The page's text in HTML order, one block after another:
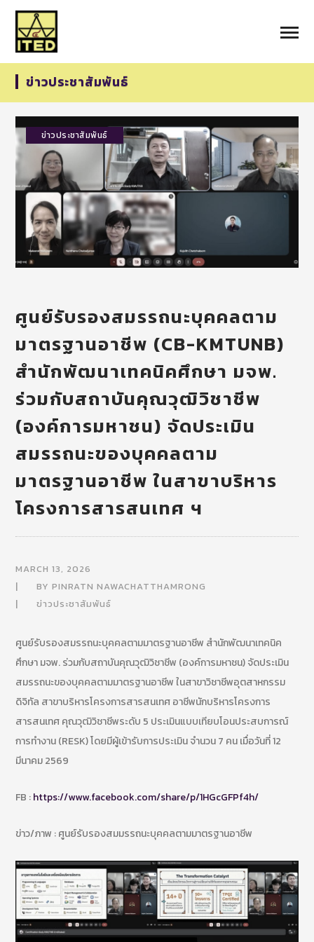
ข่าวประชาสัมพันธ์
ข่าวประชาสัมพันธ์
ศูนย์รับรองสมรรถนะบุคคลตาม
มาตรฐานอาชีพ (CB-KMTUNB)
สำนักพัฒนาเทคนิคศึกษา มจพ.
ร่วมกับสถาบันคุณวุฒิวิชาชีพ
(องค์การมหาชน) จัดประเมิน
สมรรถนะของบุคคลตาม
มาตรฐานอาชีพ ในสาขาบริหาร
โครงการสารสนเทศ ฯ
MARCH 13, 2026
BYPINRATN NAWACHATTHAMRONG
ข่าวประชาสัมพันธ์
ศูนย์รับรองสมรรถนะบุคคลตามมาตรฐานอาชีพ สำนักพัฒนาเทคนิค
ศึกษา มจพ. ร่วมกับสถาบันคุณวุฒิวิชาชีพ (องค์การมหาชน) จัดประเมิน
สมรรถนะของบุคคลตามมาตรฐานอาชีพ ในสาขาวิชาชีพอุตสาหกรรม
ดิจิทัล สาขาบริหารโครงการสารสนเทศ อาชีพนักบริหารโครงการ
สารสนเทศ คุณวุฒิวิชาชีพระดับ 5 ประเมินแบบเทียบโอนประสบการณ์
การทำงาน (RESK) โดยมีผู้เข้ารับการประเมิน จำนวน 7 คน เมื่อวันที่ 12
มีนาคม 2569
FB :https://www.facebook.com/share/p/1HGcGFPf4h/
ข่าว/ภาพ : ศูนย์รับรองสมมรรถนะบุคคลตามมาตรฐานอาชีพ